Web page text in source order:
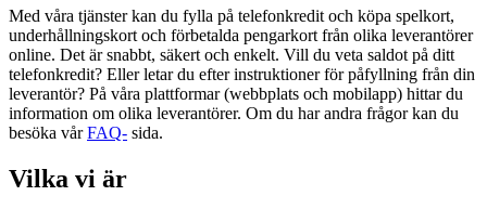
Med våra tjänster kan du fylla på telefonkredit och köpa spelkort,
underhållningskort och förbetalda pengarkort från olika leverantörer
online. Det är snabbt, säkert och enkelt. Vill du veta saldot på ditt
telefonkredit? Eller letar du efter instruktioner för påfyllning från din
leverantör? På våra plattformar (webbplats och mobilapp) hittar du
information om olika leverantörer. Om du har andra frågor kan du
besöka vårFAQ- sida.
Vilka vi är